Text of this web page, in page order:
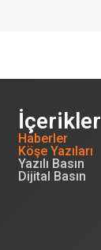
İçerikler
Haberler
Köşe Yazıları
Yazılı Basın
Dijital Basın